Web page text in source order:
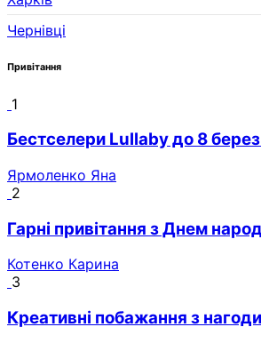
Чернівці
Привітання
1
Бестселери Lullaby до 8
Ярмоленко Яна
2
Гарні привітання з Днем
Котенко Карина
3
Креативні побажання з